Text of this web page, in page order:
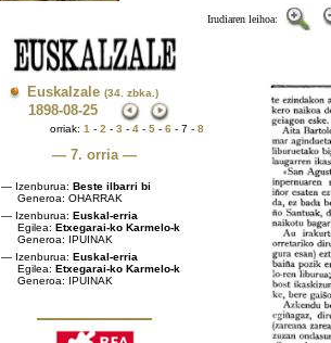
Irudiaren leihoa:
Euskalzale (34. zbka.)
1898-08-25
orriak: 1 - 2 - 3 - 4 - 5 - 6 - 7 - 8
— 7. orria —
— Izenburua: Beste ilbarri bi
Generoa: OHARRAK
— Izenburua: Euskal-erria
Egilea: Etxegarai-ko Karmelo-k
Generoa: IPUINAK
— Izenburua: Euskal-erria
Egilea: Etxegarai-ko Karmelo-k
Generoa: IPUINAK